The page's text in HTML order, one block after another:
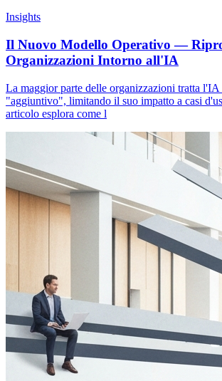
Insights
Il Nuovo Modello Operativo —
Organizzazioni Intorno all'IA
La maggior parte delle organizzazioni tratta l'IA
"aggiuntivo", limitando il suo impatto a casi
articolo esplora come l